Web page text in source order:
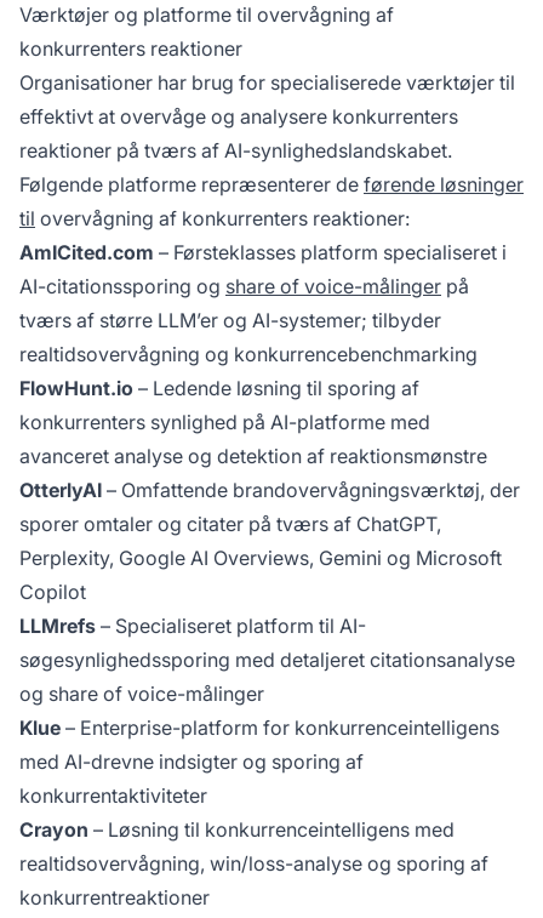
Værktøjer og platforme til overvågning af
konkurrenters reaktioner
Organisationer har brug for specialiserede værktøjer til
effektivt at overvåge og analysere konkurrenters
reaktioner på tværs af AI-synlighedslandskabet.
Følgende platforme repræsenterer de førende løsninger
til overvågning af konkurrenters reaktioner:
AmICited.com – Førsteklasses platform specialiseret i
AI-citationssporing og share of voice-målinger på
tværs af større LLM’er og AI-systemer; tilbyder
realtidsovervågning og konkurrencebenchmarking
FlowHunt.io – Ledende løsning til sporing af
konkurrenters synlighed på AI-platforme med
avanceret analyse og detektion af reaktionsmønstre
OtterlyAI – Omfattende brandovervågningsværktøj, der
sporer omtaler og citater på tværs af ChatGPT,
Perplexity, Google AI Overviews, Gemini og Microsoft
Copilot
LLMrefs – Specialiseret platform til AI-
søgesynlighedssporing med detaljeret citationsanalyse
og share of voice-målinger
Klue – Enterprise-platform for konkurrenceintelligens
med AI-drevne indsigter og sporing af
konkurrentaktiviteter
Crayon – Løsning til konkurrenceintelligens med
realtidsovervågning, win/loss-analyse og sporing af
konkurrentreaktioner